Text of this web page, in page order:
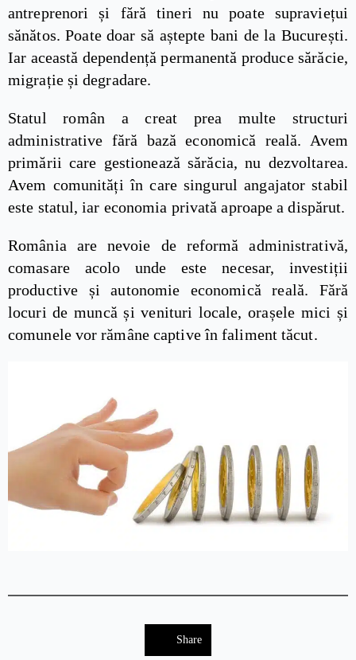
antreprenori și fără tineri nu poate supraviețui
sănătos. Poate doar să aștepte bani de la București.
Iar această dependență permanentă produce sărăcie,
migrație și degradare.
Statul român a creat prea multe structuri
administrative fără bază economică reală. Avem
primării care gestionează sărăcia, nu dezvoltarea.
Avem comunități în care singurul angajator stabil
este statul, iar economia privată aproape a dispărut.
România are nevoie de reformă administrativă,
comasare acolo unde este necesar, investiții
productive și autonomie economică reală. Fără
locuri de muncă și venituri locale, orașele mici și
comunele vor rămâne captive în faliment tăcut.
Share